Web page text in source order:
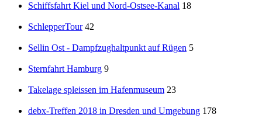
Schiffsfahrt Kiel und Nord-Ostsee-Kanal 18
SchlepperTour 42
Sellin Ost - Dampfzughaltpunkt auf Rügen 5
Sternfahrt Hamburg 9
Takelage spleissen im Hafenmuseum 23
debx-Treffen 2018 in Dresden und Umgebung 178